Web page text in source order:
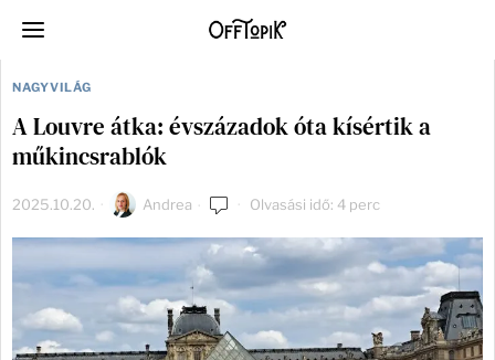
NAGYVILÁG
A Louvre átka: évszázadok óta kísértik a
műkincsrablók
2025.10.20. Andrea Olvasási idő: 4 perc